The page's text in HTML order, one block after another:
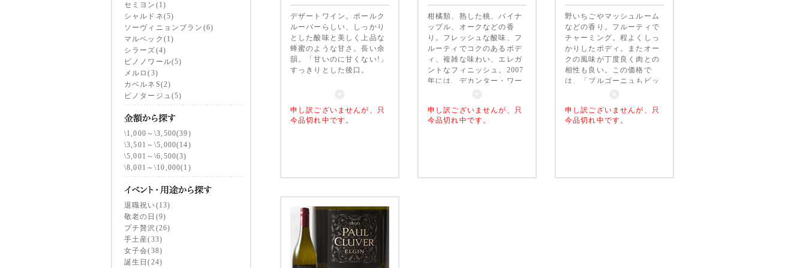
セミヨン(1)
シャルドネ(5)
ソーヴィニョンブラン(6)
マルベック(1)
シラーズ(4)
ピノノワール(5)
メルロ(3)
カベルネS(2)
ピノタージュ(5)
\1,000～\3,500(39)
\3,501～\5,000(14)
\5,001～\6,500(3)
\8,001～\10,000(1)
退職祝い(13)
敬老の日(9)
プチ贅沢(26)
手土産(33)
女子会(38)
誕生日(24)
デザートワイン。ポールク
ルーバーらしい、しっかり
とした酸味と美しく上品な
蜂蜜のような甘さ。長い余
韻。「甘いのに甘くない!」
すっきりとした後口。
申し訳ございませんが、只
今品切れ中です。
柑橘類、熟した桃、パイナ
ップル、オークなどの香
り。フレッシュな酸味、フ
ルーティでコクのあるボデ
ィ、複雑な味わい、エレガ
ントなフィニッシュ。2007
年には、デカンター・ワー
ネ部門で世界一に。
申し訳ございませんが、只
今品切れ中です。
野いちごやマッシュルーム
などの香り。フルーティで
チャーミング。程よくしっ
かりしたボディ。またオー
クの風味が丁度良く肉との
相性も良い。この価格で
は、「ブルゴーニュもビッ
ア)4星 ワイナリーとして
BWIチャンピオンに認定。
申し訳ございませんが、只
今品切れ中です。